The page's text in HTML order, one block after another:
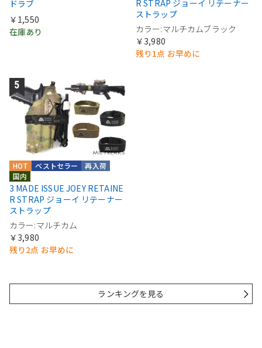
ドラブ
￥1,550
在庫あり
R STRAP ジョーイ リテーナー
ストラップ
カラー:マルチカムブラック
￥3,980
残り1点 お早めに
国内
再入荷
ベストセラー
HOT
3 MADE ISSUE JOEY RETAINE
R STRAP ジョーイ リテーナー
ストラップ
カラー:マルチカム
￥3,980
残り2点 お早めに
ランキングを見る